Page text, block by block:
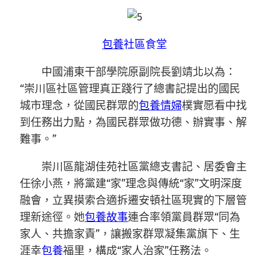
包養社區食堂
中國浦東干部學院原副院長劉靖北以為：
“崇川區社區管理真正踐行了總書記提出的國民
城市理念，從國民群眾的包養情婦樸實愿看中找
到任務出力點，為國民群眾做功德、辦實事、解
難事。”
崇川區龍湖佳苑社區黨總支書記、居委會主
任徐小燕，將黨建“家”理念與傳統“家”文明深度
融會，立異摸索合適拆遷安頓社區現實的下層管
理新途徑。她包養故事連合率領黨員群眾“同為
家人、共擔家責”，讓搬家群眾凝集黨旗下、生
涯幸包養福里，構成“家人治家”任務法。